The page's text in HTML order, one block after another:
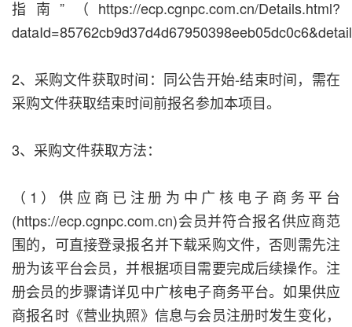
指南”（https://ecp.cgnpc.com.cn/Details.html?
2、采购文件获取时间：同公告开始-结束时间，需在
采购文件获取结束时间前报名参加本项目。
3、采购文件获取方法：
（1）供应商已注册为中广核电子商务平台
(https://ecp.cgnpc.com.cn)会员并符合报名供应商范
围的，可直接登录报名并下载采购文件，否则需先注
册为该平台会员，并根据项目需要完成后续操作。注
册会员的步骤请详见中广核电子商务平台。如果供应
商报名时《营业执照》信息与会员注册时发生变化，